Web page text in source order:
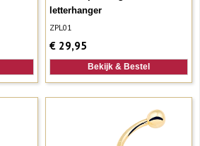
letterhanger
ZPL01
€ 29,95
Bekijk & Bestel